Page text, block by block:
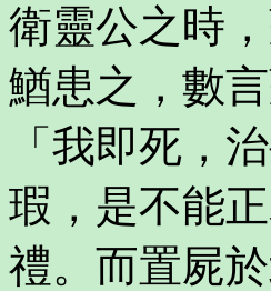
衛靈公之時
鰌患之，數
「我即死，
瑕，是不能
禮。而置屍